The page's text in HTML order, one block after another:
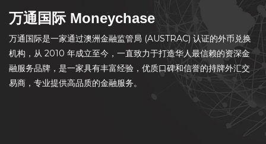
万通国际 Moneychase
万通国际是一家通过澳洲金融监管局 (AUSTRAC) 认证的外币兑换
机构，从 2010 年成立至今，一直致力于打造华人最信赖的资深金
融服务品牌，是一家具有丰富经验，优质口碑和信誉的持牌外汇交
易商，专业提供高品质的金融服务。